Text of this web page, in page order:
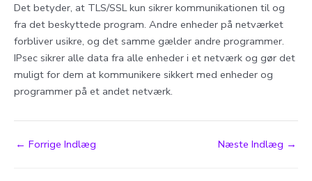
Det betyder, at TLS/SSL kun sikrer kommunikationen til og
fra det beskyttede program. Andre enheder på netværket
forbliver usikre, og det samme gælder andre programmer.
IPsec sikrer alle data fra alle enheder i et netværk og gør det
muligt for dem at kommunikere sikkert med enheder og
programmer på et andet netværk.
Post
← Forrige Indlæg Næste Indlæg →